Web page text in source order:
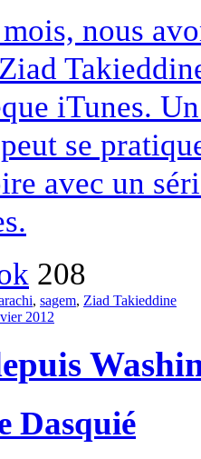
nous
iTunes.
se
avec un
208
, sagem, Ziad Takieddine
2012
Dasquié